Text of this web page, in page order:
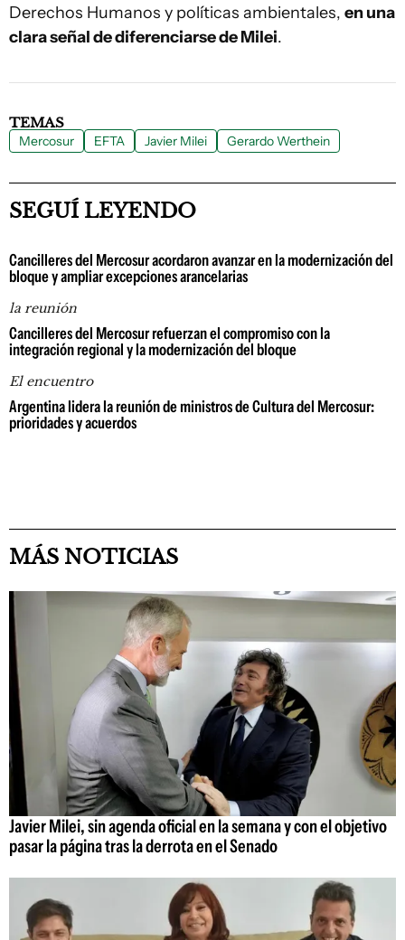
Derechos Humanos y políticas ambientales, en una
clara señal de diferenciarse de Milei.
TEMAS
Mercosur EFTA Javier Milei Gerardo Werthein
SEGUÍ LEYENDO
Cancilleres del Mercosur acordaron avanzar en la modernización del
bloque y ampliar excepciones arancelarias
la reunión
Cancilleres del Mercosur refuerzan el compromiso con la
integración regional y la modernización del bloque
El encuentro
Argentina lidera la reunión de ministros de Cultura del Mercosur:
prioridades y acuerdos
MÁS NOTICIAS
Javier Milei, sin agenda oficial en la semana y con el objetivo
pasar la página tras la derrota en el Senado